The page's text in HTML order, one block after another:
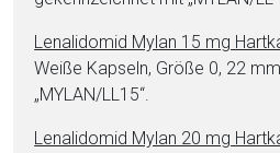
Le­na­li­do­mid Mylan 15 mg
Weiße Kapseln, Größe 0, 22
„MYLAN/LL15“.
Le­na­li­do­mid Mylan 20 mg